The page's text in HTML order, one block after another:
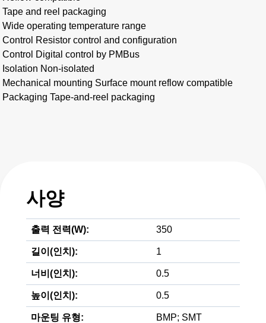
Tape and reel packaging
Wide operating temperature range
Control Resistor control and configuration
Control Digital control by PMBus
Isolation Non-isolated
Mechanical mounting Surface mount reflow compatible
Packaging Tape-and-reel packaging
사양
출력 전력(W): 350
길이(인치): 1
너비(인치): 0.5
높이(인치): 0.5
마운팅 유형: BMP; SMT